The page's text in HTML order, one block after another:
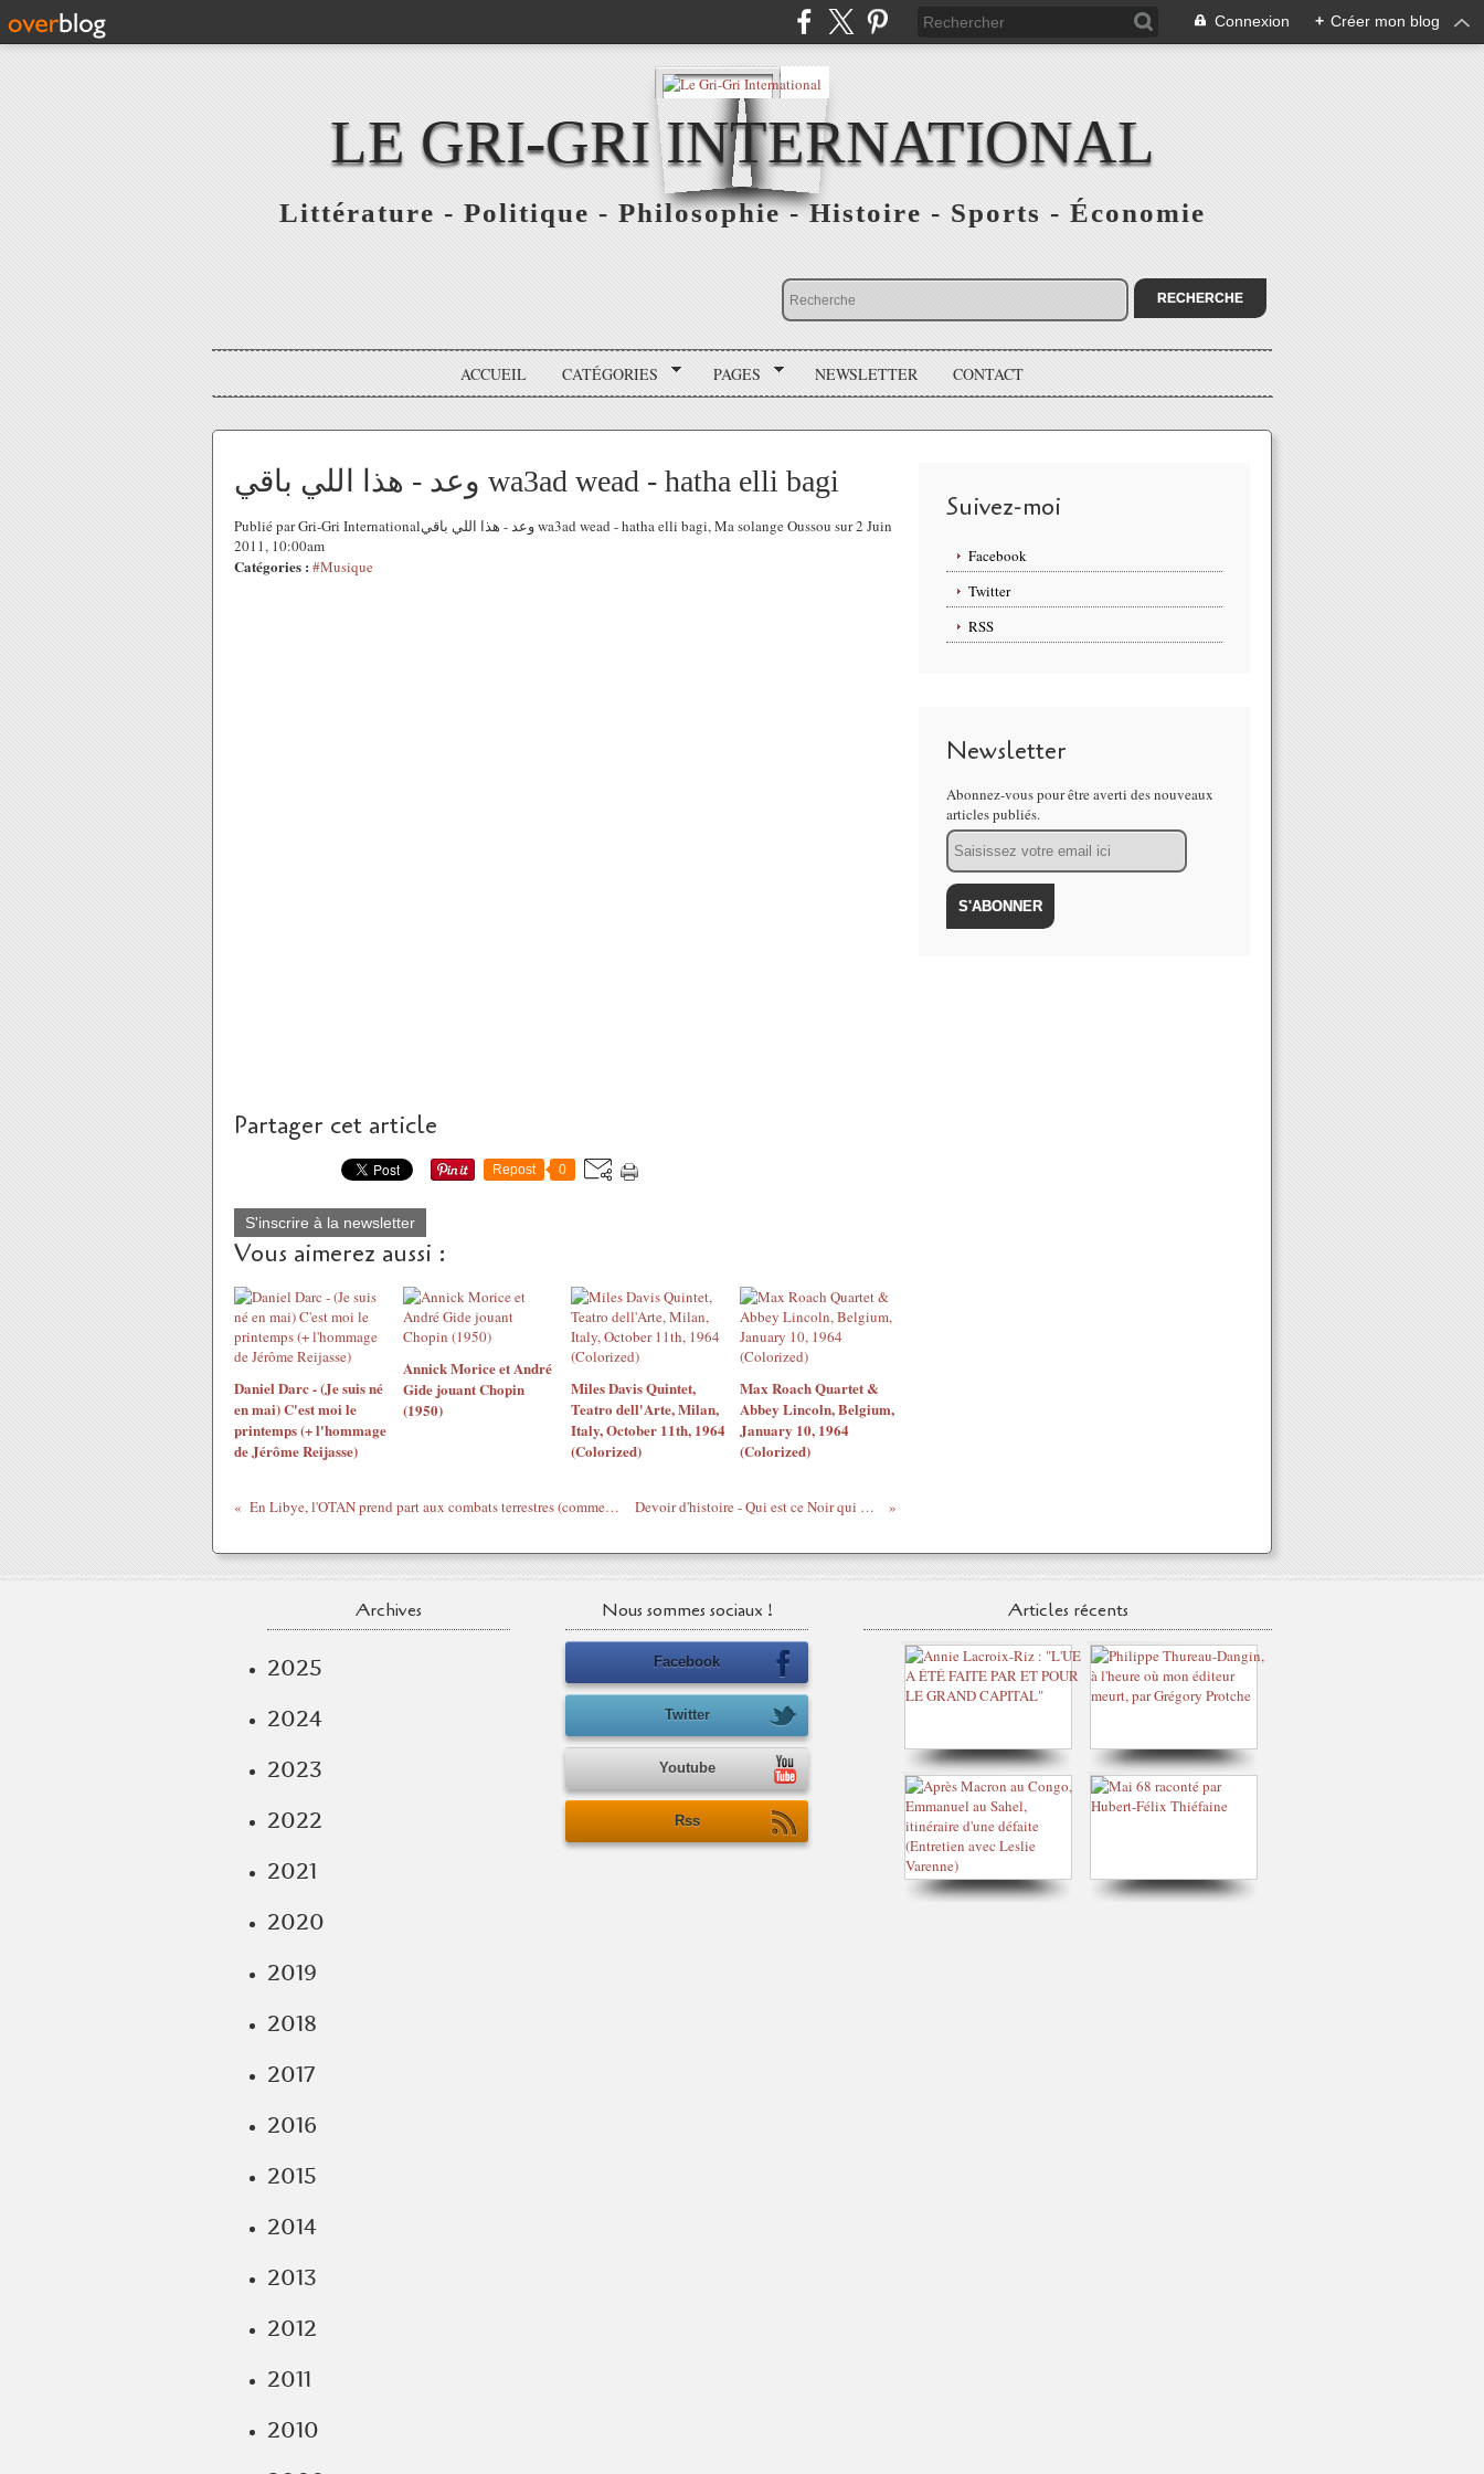
Connexion + Créer mon blog
LE GRI-GRI INTERNATIONAL
Littérature - Politique - Philosophie - Histoire - Sports - Économie
ACCUEIL CATÉGORIES PAGES NEWSLETTER CONTACT
وعد - هذا اللي باقي wa3ad wead - hatha elli bagi
Publié par Gri-Gri Internationalوعد - هذا اللي باقي wa3ad wead - hatha elli bagi, Ma solange Oussou sur 2 Juin
2011, 10:00am
Catégories : #Musique
Partager cet article
Repost 0
S'inscrire à la newsletter
Vous aimerez aussi :
Daniel Darc - (Je suis né
en mai) C'est moi le
printemps (+ l'hommage
de Jérôme Reijasse)
Annick Morice et André
Gide jouant Chopin
(1950)
Miles Davis Quintet,
Teatro dell'Arte, Milan,
Italy, October 11th, 1964
(Colorized)
Max Roach Quartet &
Abbey Lincoln, Belgium,
January 10, 1964
(Colorized)
En Libye, l'OTAN prend part aux combats terrestres (comme l'ONU & la Licorne en Côte d'Ivoire) Devoir d'histoire - Qui est ce Noir qui ouvre sa "grande gueule" ?
Suivez-moi
Facebook
Twitter
RSS
Newsletter
Abonnez-vous pour être averti des nouveaux
articles publiés.
Email
Archives
2025
2024
2023
2022
2021
2020
2019
2018
2017
2016
2015
2014
2013
2012
2011
2010
Nous sommes sociaux !
Facebook
Twitter
Youtube
Rss
Articles récents